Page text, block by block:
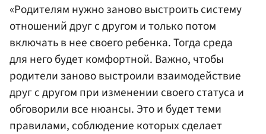
«Родителям нужно заново выстроить систему
отношений друг с другом и только потом
включать в нее своего ребенка. Тогда среда
для него будет комфортной. Важно, чтобы
родители заново выстроили взаимодействие
друг с другом при изменении своего статуса и
обговорили все нюансы. Это и будет теми
правилами, соблюдение которых сделает